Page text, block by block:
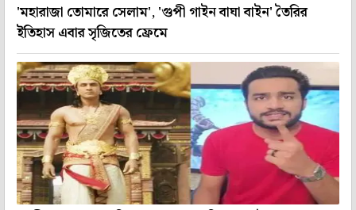
'মহারাজা তোমারে সেলাম', 'গুপী গাইন বাঘা বাইন' তৈরির
ইতিহাস এবার সৃজিতের ফ্রেমে